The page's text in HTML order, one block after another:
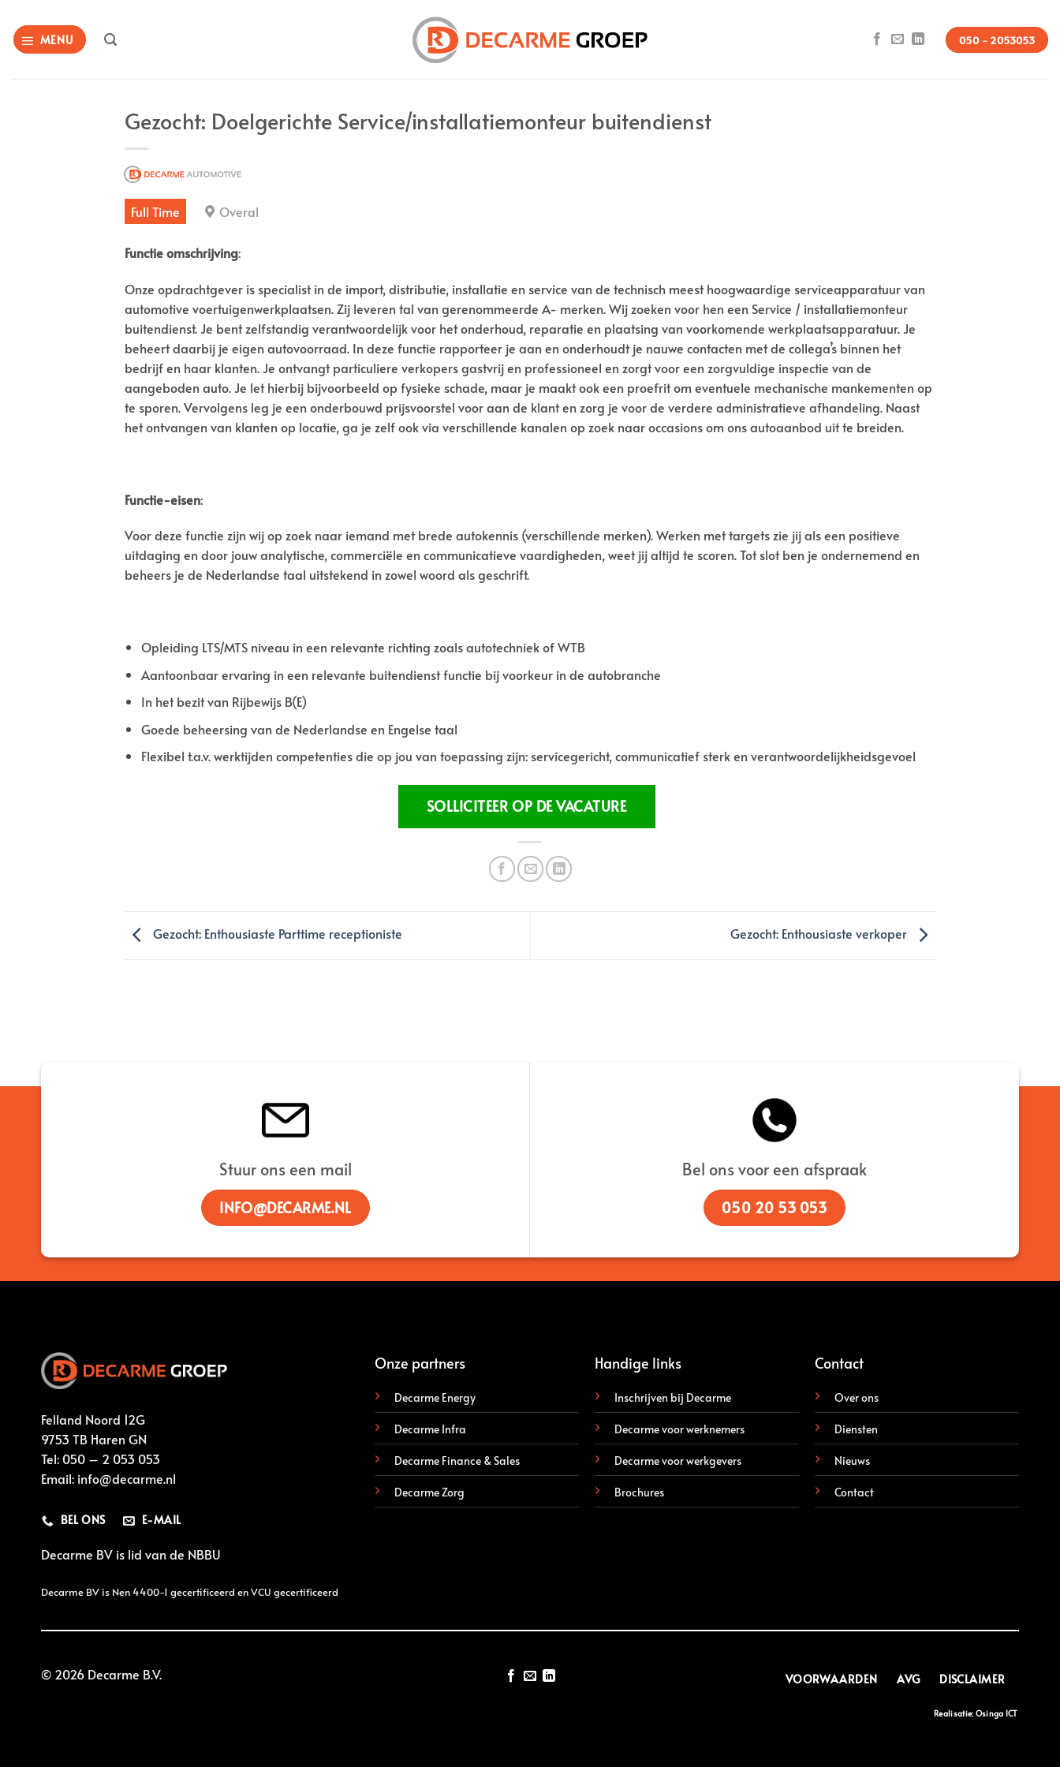
naar
inhoud
MENU 050 - 2053053
Gezocht: Doelgerichte Service/installatiemonteur buitendienst
Full Time Overal
Functie omschrijving:
Onze opdrachtgever is specialist in de import, distributie, installatie en service van de technisch meest hoogwaardige serviceapparatuur van
automotive voertuigenwerkplaatsen. Zij leveren tal van gerenommeerde A- merken. Wij zoeken voor hen een Service / installatiemonteur
buitendienst. Je bent zelfstandig verantwoordelijk voor het onderhoud, reparatie en plaatsing van voorkomende werkplaatsapparatuur. Je
beheert daarbij je eigen autovoorraad. In deze functie rapporteer je aan en onderhoudt je nauwe contacten met de collega’s binnen het
bedrijf en haar klanten. Je ontvangt particuliere verkopers gastvrij en professioneel en zorgt voor een zorgvuldige inspectie van de
aangeboden auto. Je let hierbij bijvoorbeeld op fysieke schade, maar je maakt ook een proefrit om eventuele mechanische mankementen op
te sporen. Vervolgens leg je een onderbouwd prijsvoorstel voor aan de klant en zorg je voor de verdere administratieve afhandeling. Naast
het ontvangen van klanten op locatie, ga je zelf ook via verschillende kanalen op zoek naar occasions om ons autoaanbod uit te breiden.
Functie-eisen:
Voor deze functie zijn wij op zoek naar iemand met brede autokennis (verschillende merken). Werken met targets zie jij als een positieve
uitdaging en door jouw analytische, commerciële en communicatieve vaardigheden, weet jij altijd te scoren. Tot slot ben je ondernemend en
beheers je de Nederlandse taal uitstekend in zowel woord als geschrift.
Opleiding LTS/MTS niveau in een relevante richting zoals autotechniek of WTB
Aantoonbaar ervaring in een relevante buitendienst functie bij voorkeur in de autobranche
In het bezit van Rijbewijs B(E)
Goede beheersing van de Nederlandse en Engelse taal
Flexibel t.a.v. werktijden competenties die op jou van toepassing zijn: servicegericht, communicatief sterk en verantwoordelijkheidsgevoel
Gezocht: Enthousiaste Parttime receptioniste Gezocht: Enthousiaste verkoper
Stuur ons een mail
INFO@DECARME.NL
Bel ons voor een afspraak
050 20 53 053
Felland Noord 12G
9753 TB Haren GN
Tel: 050 – 2 053 053
Email: info@decarme.nl
BEL ONS E-MAIL
Decarme BV is lid van de NBBU
Decarme BV is Nen 4400-1 gecertificeerd en VCU gecertificeerd
Onze partners
Decarme Energy
Decarme Infra
Decarme Finance & Sales
Decarme Zorg
Handige links
Inschrijven bij Decarme
Decarme voor werknemers
Decarme voor werkgevers
Brochures
Contact
Over ons
Diensten
Nieuws
Contact
© 2026 Decarme B.V. VOORWAARDEN AVG DISCLAIMER
Realisatie: Osinga ICT